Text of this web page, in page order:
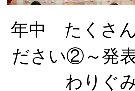
年中 たくさん
ださい②～発
わりぐ